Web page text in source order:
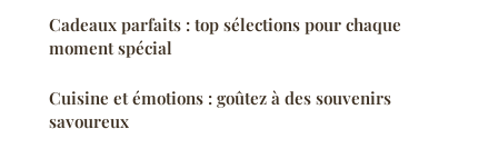
Cadeaux parfaits : top sélections pour chaque
moment spécial
Cuisine et émotions : goûtez à des souvenirs
savoureux